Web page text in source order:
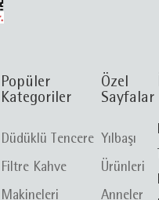
Popüler
Kategoriler
Düdüklü Tencere
Filtre Kahve
Makineleri
Özel
Sayfalar
Yılbaşı
Ürünleri
Anneler